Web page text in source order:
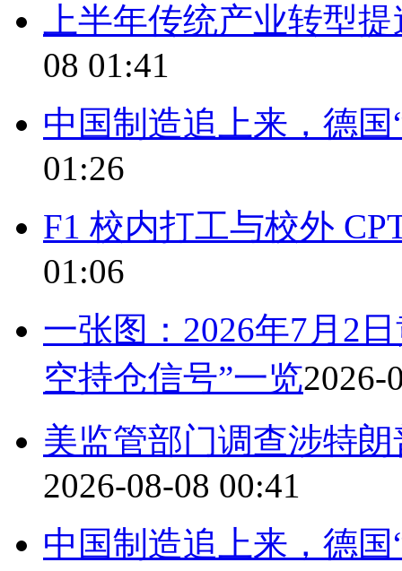
上半年传统产业转型
08 01:41
中国制造追上来，德国
01:26
F1 校内打工与校外
01:06
一张图：2026年7月2
空持仓信号”一览2026-
美监管部门调查涉特
2026-08-08 00:41
中国制造追上来，德国